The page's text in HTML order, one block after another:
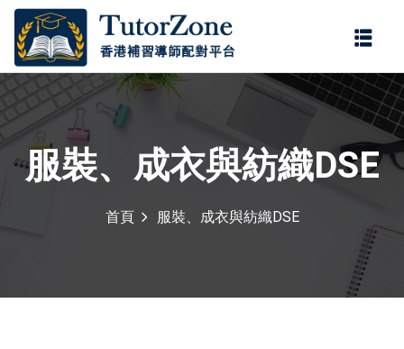
服裝、成衣與紡織DSE
首頁 服裝、成衣與紡織DSE
登錄